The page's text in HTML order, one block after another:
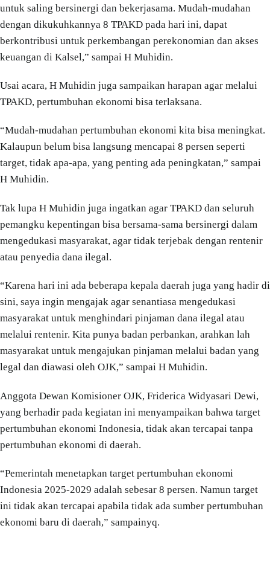
untuk saling bersinergi dan bekerjasama. Mudah-mudahan
dengan dikukuhkannya 8 TPAKD pada hari ini, dapat
berkontribusi untuk perkembangan perekonomian dan akses
keuangan di Kalsel,” sampai H Muhidin.
Usai acara, H Muhidin juga sampaikan harapan agar melalui
TPAKD, pertumbuhan ekonomi bisa terlaksana.
“Mudah-mudahan pertumbuhan ekonomi kita bisa meningkat.
Kalaupun belum bisa langsung mencapai 8 persen seperti
target, tidak apa-apa, yang penting ada peningkatan,” sampai
H Muhidin.
Tak lupa H Muhidin juga ingatkan agar TPAKD dan seluruh
pemangku kepentingan bisa bersama-sama bersinergi dalam
mengedukasi masyarakat, agar tidak terjebak dengan rentenir
atau penyedia dana ilegal.
“Karena hari ini ada beberapa kepala daerah juga yang hadir di
sini, saya ingin mengajak agar senantiasa mengedukasi
masyarakat untuk menghindari pinjaman dana ilegal atau
melalui rentenir. Kita punya badan perbankan, arahkan lah
masyarakat untuk mengajukan pinjaman melalui badan yang
legal dan diawasi oleh OJK,” sampai H Muhidin.
Anggota Dewan Komisioner OJK, Friderica Widyasari Dewi,
yang berhadir pada kegiatan ini menyampaikan bahwa target
pertumbuhan ekonomi Indonesia, tidak akan tercapai tanpa
pertumbuhan ekonomi di daerah.
“Pemerintah menetapkan target pertumbuhan ekonomi
Indonesia 2025-2029 adalah sebesar 8 persen. Namun target
ini tidak akan tercapai apabila tidak ada sumber pertumbuhan
ekonomi baru di daerah,” sampainyq.